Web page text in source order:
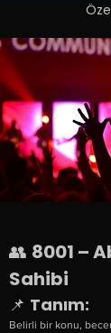
👥 8001 –
Sahibi
📌 Tanım:
Belirli bir konu,